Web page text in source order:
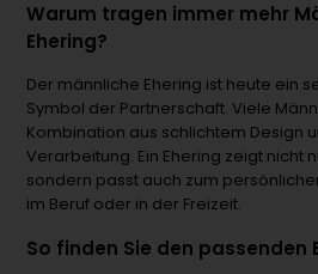
Warum tragen immer mehr
Ehering?
Der männliche Ehering ist heute ein
Symbol der Partnerschaft. Viele
Kombination aus schlichtem Design
Verarbeitung. Ein Ehering zeigt nicht
sondern passt auch zum
im Beruf oder in der Freizeit.
So finden Sie den passenden